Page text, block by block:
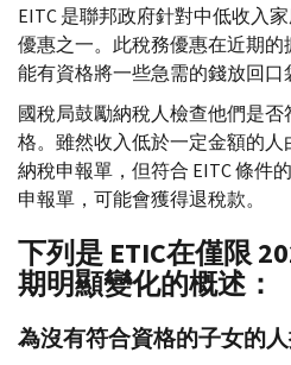
EITC是聯邦政府針對中低收入
優惠之一。此稅務優惠在近期
能有資格將一些急需的錢放回口
國稅局鼓勵納稅人檢查他們是
格。雖然收入低於一定金額的
納稅申報單，但符合 EITC條件
申報單，可能會獲得退稅款。
下列是 ETIC在僅限
期明顯變化的概述：
為沒有符合資格的子女的